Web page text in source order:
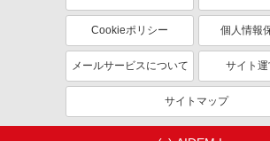
Cookieポリシー 個人情報
メールサービスについて サイト
サイトマップ